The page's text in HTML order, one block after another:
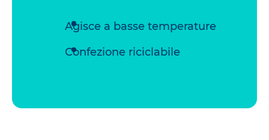
Agisce a basse temperature
Confezione riciclabile